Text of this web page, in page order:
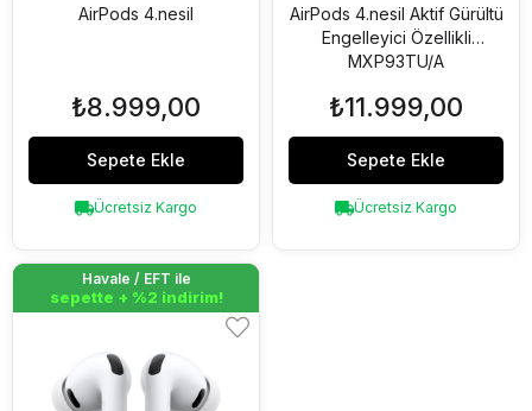
AirPods 4.nesil
₺8.999,00
Sepete Ekle
Ücretsiz Kargo
AirPods 4.nesil Aktif Gürültü
Engelleyici Özellikli
MXP93TU/A
₺11.999,00
Sepete Ekle
Ücretsiz Kargo
Havale / EFT ile
sepette + %2 indirim!
Havale / EFT ile
sepette + %2 indirim!